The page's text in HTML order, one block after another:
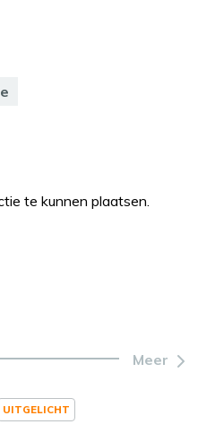
te kunnen plaatsen.
Meer
UITGELICHT